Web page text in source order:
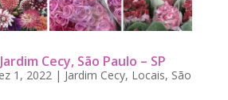
Cecy, São Paulo – SP
1, 2022| Jardim Cecy, Locais, São